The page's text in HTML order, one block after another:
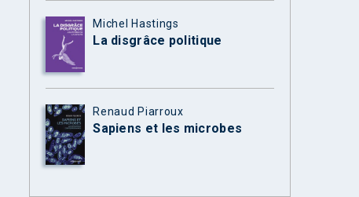
Michel Hastings
La disgrâce politique
Renaud Piarroux
Sapiens et les microbes